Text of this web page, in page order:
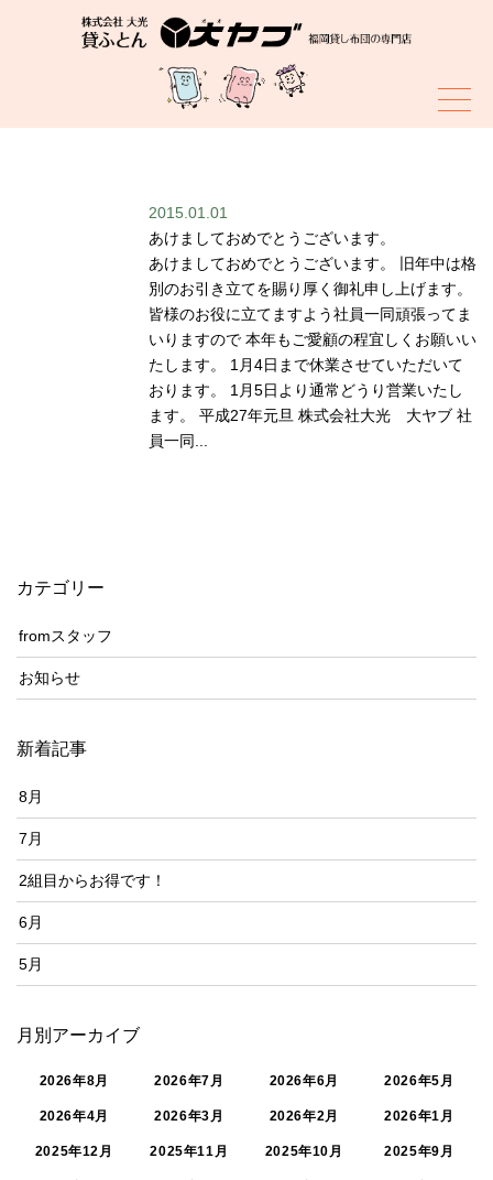
スタッフブログ
2015.01.01
あけましておめでとうございます。
あけましておめでとうございます。 旧年中は格
別のお引き立てを賜り厚く御礼申し上げます。
皆様のお役に立てますよう社員一同頑張ってま
いりますので 本年もご愛顧の程宜しくお願いい
たします。 1月4日まで休業させていただいて
おります。 1月5日より通常どうり営業いたし
ます。 平成27年元旦 株式会社大光 大ヤブ 社
員一同...
カテゴリー
fromスタッフ
お知らせ
新着記事
8月
7月
2組目からお得です！
6月
5月
月別アーカイブ
2026年8月 2026年7月 2026年6月 2026年5月
2026年4月 2026年3月 2026年2月 2026年1月
2025年12月 2025年11月 2025年10月 2025年9月